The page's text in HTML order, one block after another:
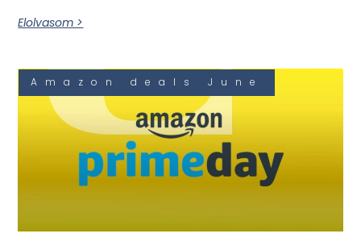
Elolvasom >
Amazon deals June